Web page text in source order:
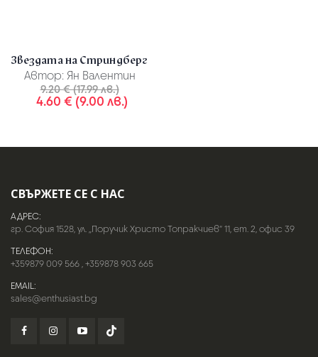
Звездата на Стриндберг
Автор: Ян Валентин
9.20 € (17.99 лв.)
4.60 € (9.00 лв.)
СВЪРЖЕТЕ СЕ С НАС
АДРЕС:
гр. София 1528, ул. „Поручик Христо Топракчиев“ 11, ет. 2, офис 39
ТЕЛЕФОН:
+359879 009 566,+359878 903 665
EMAIL:
sales@enthusiast.bg